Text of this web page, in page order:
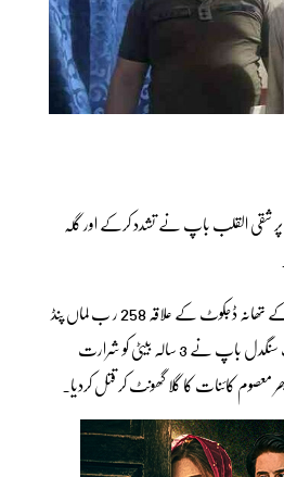
شقی القلب باپ نے تشدد کرکے اور گلہ
پولیس کے مطابق فیصل آباد کے تھانہ ڈجکوٹ کے علاقہ 258 ر ب لماں پنڈ
گورنمنٹ ہائی سکول کے قریب سنگدل باپ نے 3 سالہ بیٹی کو شرارت
معصوم کائنات کا گلا گھونٹ کر قتل کردیا۔